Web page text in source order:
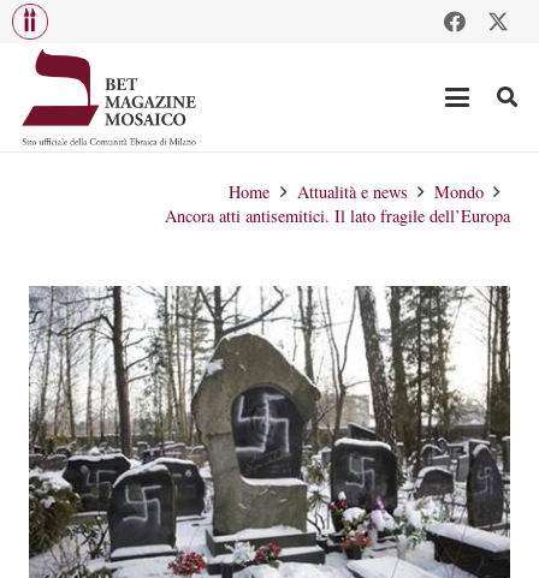
Home Attualità e news
Mondo
Ancora atti antisemitici. Il lato fragile dell’Europa